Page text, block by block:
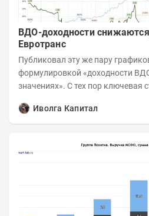
ВДО-доходности
Евротранс
Публиковал эту же пару
формулировкой «доходности
значениях». С тех пор ключевая ставка снизилась на 0,5
Иволга Капитал